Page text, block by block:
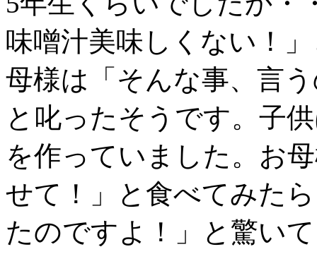
味噌汁美味しくない！
母様は「そんな事、言
と叱ったそうです。子
を作っていました。お
せて！」と食べてみた
たのですよ！」と驚い